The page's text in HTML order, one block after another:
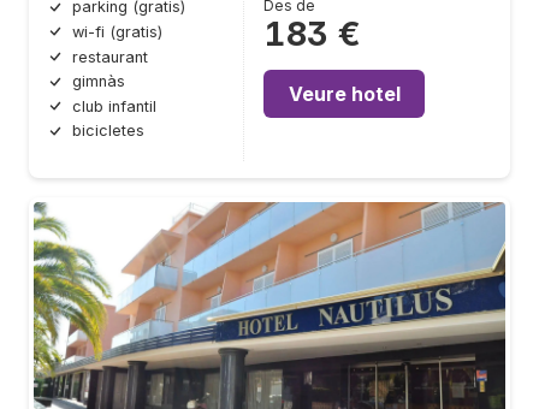
parking (gratis)
wi-fi (gratis)
restaurant
gimnàs
club infantil
bicicletes
Des de
183 €
Veure hotel